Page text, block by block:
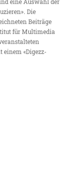
eine Auswahl der
Die
Beiträge
für Multimedia
«Digezz-